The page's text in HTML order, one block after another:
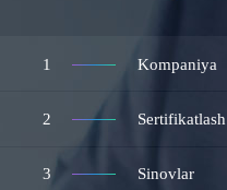
1 Kompaniya
2 Sertifikatlash
3 Sinovlar